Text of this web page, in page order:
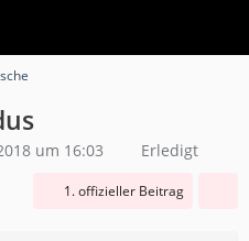
um 16:03 Erledigt
1. offizieller Beitrag